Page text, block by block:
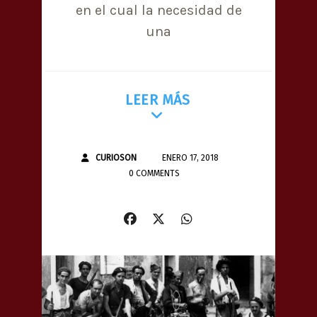
en el cual la necesidad de
una
LEER MÁS
CURIOSON
ENERO 17, 2018
0 COMMENTS